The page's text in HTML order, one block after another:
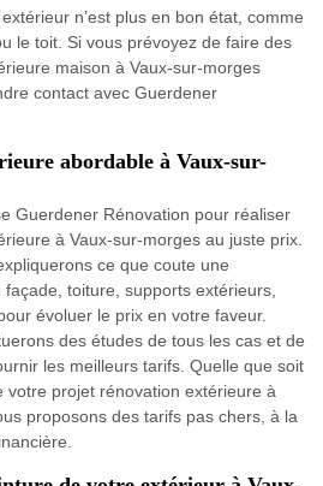
n’est plus en bon état, comme
le toit. Si vous prévoyez de faire des
maison à Vaux-sur-morges
contact avec Guerdener
abordable à Vaux-sur-
Guerdener Rénovation pour réaliser
à Vaux-sur-morges au juste prix.
ce que coute une
toiture, supports extérieurs,
évoluer le prix en votre faveur.
des études de tous les cas et de
les meilleurs tarifs. Quelle que soit
votre projet rénovation extérieure à
proposons des tarifs pas chers, à la